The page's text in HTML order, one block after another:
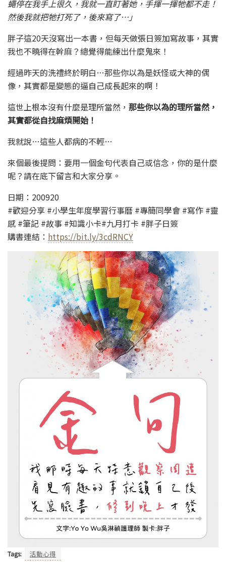
蠅停在我手上很久，我就一直盯著她，手揮一揮牠都不走！
然後我就把牠打死了，後來寫了…」
胖子這20天沒寫出一本書，但每天做張日簽加寫故事，其實
我也不曉得在幹麻？總覺得能練出什麼鬼來！
經過昨天的洗禮終於明白…那些你以為是妖怪或大神的偶
像，其實都是變態的逼自己成長起來的啊！
這世上根本沒有什麼是理所當然， 那些你以為的理所當然，
其實都從自找麻煩開始！
我就說…這些人都病的不輕…
來個最後提問：要用一個金句代表自己或信念，你的是什麼
呢？請在底下留言和大家分享。
日期：200920
#歡迎分享 #小學生年度學習行事曆 #專簡同學會 #寫作 #靈
感 #筆記 #故事 #知識小卡#九月打卡 #胖子日簽
購書連結： https://bit.ly/3cdRNCY
Tags: 活動心得